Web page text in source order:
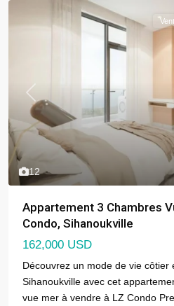
12
Previous
Appartement 3 Chambres
Condo, Sihanoukville
162,000 USD
Découvrez un mode de vie
Sihanoukville avec cet
vue mer à vendre à LZ Condo